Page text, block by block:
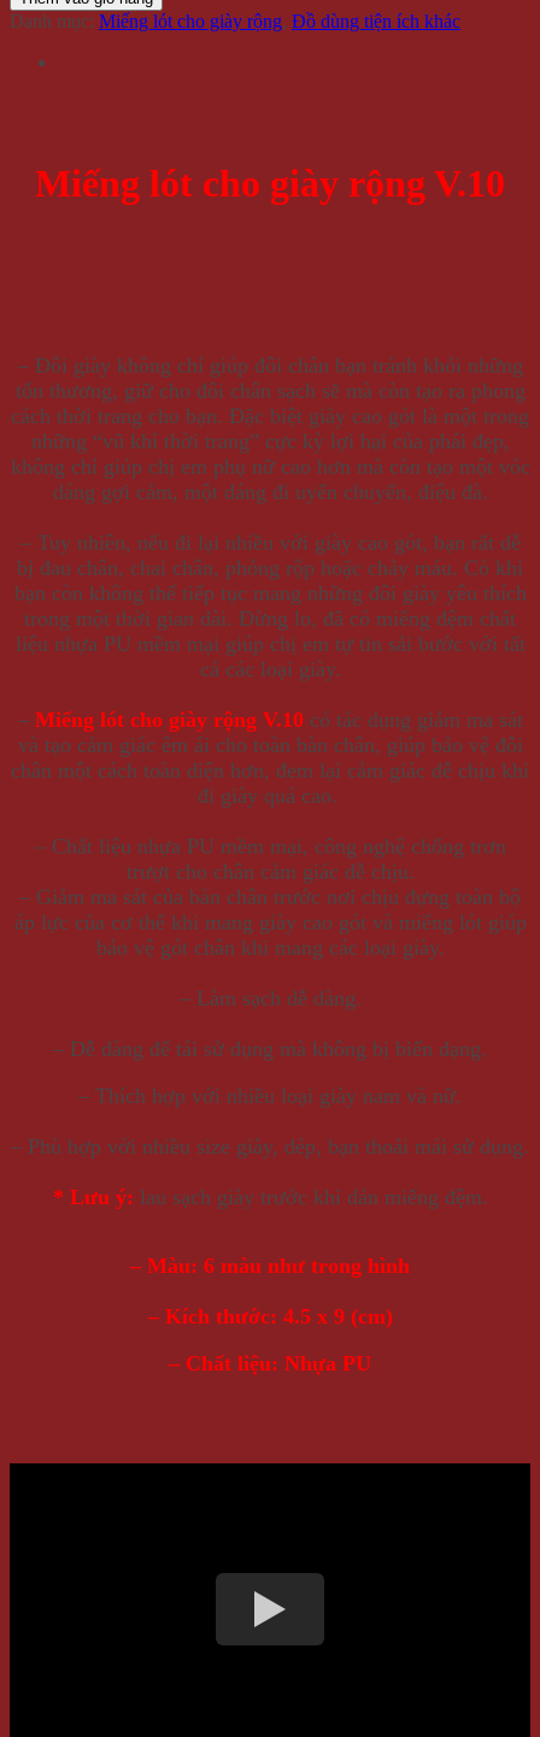
Danh mục: Miếng lót cho giày rộng, Đồ dùng tiện ích khác
Miếng lót cho giày rộng V.10
– Đôi giày không chỉ giúp đôi chân bạn tránh khỏi những
tổn thương, giữ cho đôi chân sạch sẽ mà còn tạo ra phong
cách thời trang cho bạn. Đặc biệt giày cao gót là một trong
những “vũ khí thời trang” cực kỳ lợi hại của phái đẹp,
không chỉ giúp chị em phụ nữ cao hơn mà còn tạo một vóc
dáng gợi cảm, một dáng đi uyển chuyển, điệu đà.
– Tuy nhiên, nếu đi lại nhiều với giày cao gót, bạn rất dễ
bị đau chân, chai chân, phỏng rộp hoặc chảy máu. Có khi
bạn còn không thể tiếp tục mang những đôi giày yêu thích
trong một thời gian dài. Đừng lo, đã có miếng đệm chất
liệu nhựa PU mềm mại giúp chị em tự tin sải bước với tất
cả các loại giày.
– Miếng lót cho giày rộng V.10có tác dụng giảm ma sát
và tạo cảm giác êm ái cho toàn bàn chân, giúp bảo vệ đôi
chân một cách toàn diện hơn, đem lại cảm giác dễ chịu khi
đi giày quá cao.
– Chất liệu nhựa PU mềm mại, công nghệ chống trơn
trượt cho chân cảm giác dễ chịu.
– Giảm ma sát của bàn chân trước nơi chịu đựng toàn bộ
áp lực của cơ thể khi mang giày cao gót và miếng lót giúp
bảo vệ gót chân khi mang các loại giày.
– Làm sạch dễ dàng.
– Dễ dàng để tái sử dụng mà không bị biến dạng.
– Thích hợp với nhiều loại giày nam và nữ.
– Phù hợp với nhiều size giày, dép, bạn thoải mái sử dụng.
* Lưu ý: lau sạch giày trước khi dán miếng đệm.
– Màu: 6 màu như trong hình
– Kích thước: 4.5 x 9 (cm)
– Chất liệu: Nhựa PU